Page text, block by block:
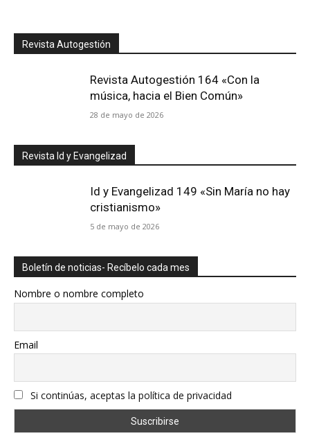
Revista Autogestión
Revista Autogestión 164 «Con la
música, hacia el Bien Común»
28 de mayo de 2026
Revista Id y Evangelizad
Id y Evangelizad 149 «Sin María no hay
cristianismo»
5 de mayo de 2026
Boletín de noticias- Recíbelo cada mes
Nombre o nombre completo
Email
Si continúas, aceptas la política de privacidad